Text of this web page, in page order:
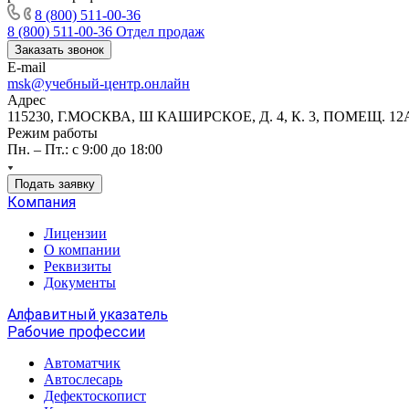
8 (800) 511-00-36
8 (800) 511-00-36 Отдел продаж
Заказать звонок
E-mail
msk@учебный-центр.онлайн
Адрес
115230, Г.МОСКВА, Ш КАШИРСКОЕ, Д. 4, К. 3, ПОМЕЩ.
Режим работы
Пн. – Пт.: с 9:00 до 18:00
Подать заявку
Компания
Лицензии
О компании
Реквизиты
Документы
Алфавитный указатель
Рабочие профессии
Автоматчик
Автослесарь
Дефектоскопист